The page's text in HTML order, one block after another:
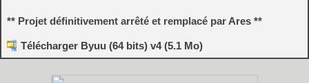
** Projet définitivement arrêté et remplacé par Ares **
Télécharger Byuu (64 bits) v4 (5.1 Mo)